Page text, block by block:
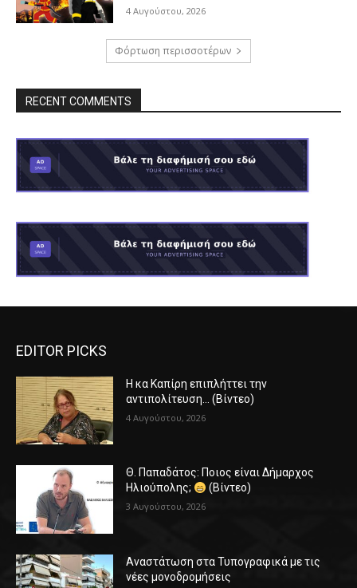
4 Αυγούστου, 2026
Φόρτωση περισσοτέρων
RECENT COMMENTS
EDITOR PICKS
Η κα Καπίρη επιπλήττει την
αντιπολίτευση… (Βίντεο)
4 Αυγούστου, 2026
Θ. Παπαδάτος: Ποιος είναι Δήμαρχος
Ηλιούπολης;
(Βίντεο)
3 Αυγούστου, 2026
Αναστάτωση στα Τυπογραφικά με τις
νέες μονοδρομήσεις